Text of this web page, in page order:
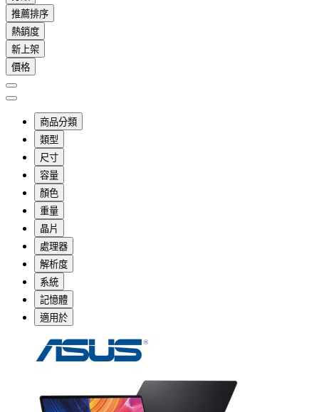
推薦排序
熱銷度
新上架
價格
商品分類
類型
尺寸
容量
顏色
重量
晶片
處理器
解析度
系統
記憶體
適用於